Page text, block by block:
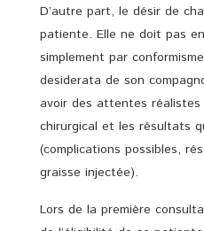
D’autre part, le désir de
patiente. Elle ne doit pas
simplement par
desiderata de son
avoir des attentes réalistes
chirurgical et les résultats
(complications possibles,
graisse injectée).
Lors de la première